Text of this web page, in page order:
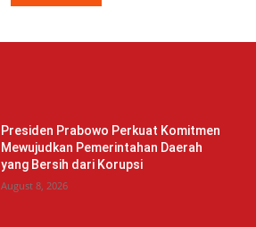
Presiden Prabowo Perkuat Komitmen
Mewujudkan Pemerintahan Daerah
yang Bersih dari Korupsi
August 8, 2026